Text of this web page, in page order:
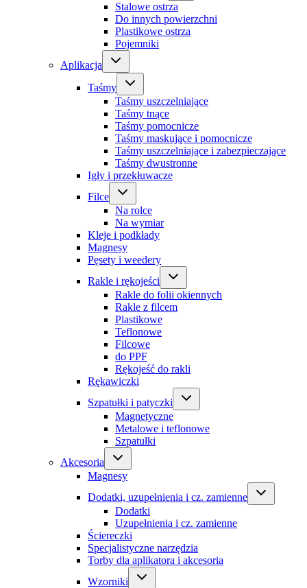
Stalowe ostrza
Do innych powierzchni
Plastikowe ostrza
Pojemniki
Aplikacja
Taśmy
Taśmy uszczelniające
Taśmy tnące
Taśmy pomocnicze
Taśmy maskujące i pomocnicze
Taśmy uszczelniające i zabezpieczające
Taśmy dwustronne
Igły i przekłuwacze
Filce
Na rolce
Na wymiar
Kleje i podkłady
Magnesy
Pęsety i weedery
Rakle i rękojeści
Rakle do folii okiennych
Rakle z filcem
Plastikowe
Teflonowe
Filcowe
do PPF
Rękojeść do rakli
Rękawiczki
Szpatułki i patyczki
Magnetyczne
Metalowe i teflonowe
Szpatułki
Akcesoria
Magnesy
Dodatki, uzupełnienia i cz. zamienne
Dodatki
Uzupełnienia i cz. zamienne
Ściereczki
Specjalistyczne narzędzia
Torby dla aplikatora i akcesoria
Wzorniki